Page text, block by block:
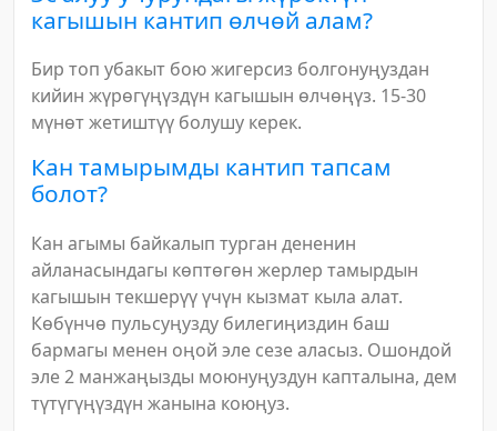
кагышын кантип өлчөй алам?
Бир топ убакыт бою жигерсиз болгонуңуздан
кийин жүрөгүңүздүн кагышын өлчөңүз. 15-30
мүнөт жетиштүү болушу керек.
Кан тамырымды кантип тапсам
болот?
Кан агымы байкалып турган дененин
айланасындагы көптөгөн жерлер тамырдын
кагышын текшерүү үчүн кызмат кыла алат.
Көбүнчө пульсуңузду билегиңиздин баш
бармагы менен оңой эле сезе аласыз. Ошондой
эле 2 манжаңызды моюнуңуздун капталына, дем
түтүгүңүздүн жанына коюңуз.